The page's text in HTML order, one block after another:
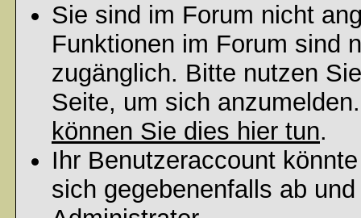
Sie sind im Forum nicht
Funktionen im Forum sind
zugänglich. Bitte nutzen
Seite, um sich
können Sie dies hier tun.
Ihr Benutzeraccount
sich gegebenenfalls ab